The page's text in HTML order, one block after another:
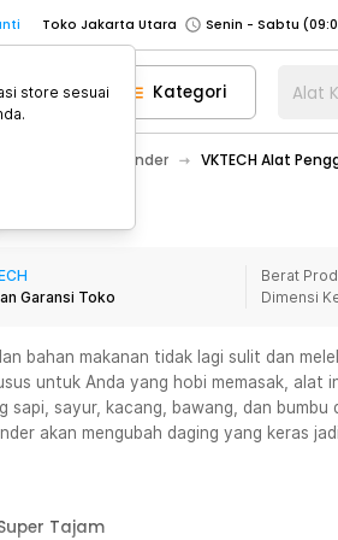
Toko Tangerang
Pick n Go Jakarta Barat
Senin -
Pick n Go Bekasi
Senin - Jumat (08:00
Senin - Jumat (08:00
Senin - Sabtu
Senin - Sabtu
Toko Cikupa
Pick n Go Jakarta Barat
Senin - Jumat
Pick n Go Bekasi
Senin - Jumat (08:00
Senin - Jumat (08:00
Kategori Alat
Rumah Blender VKTECH Alat
Garansi Toko
Berat
Dimensi
bahan makanan tidak lagi sulit dan
untuk Anda yang hobi memasak, alat
sapi, sayur, kacang, bawang, dan
akan mengubah daging yang keras
Tajam
store sesuai